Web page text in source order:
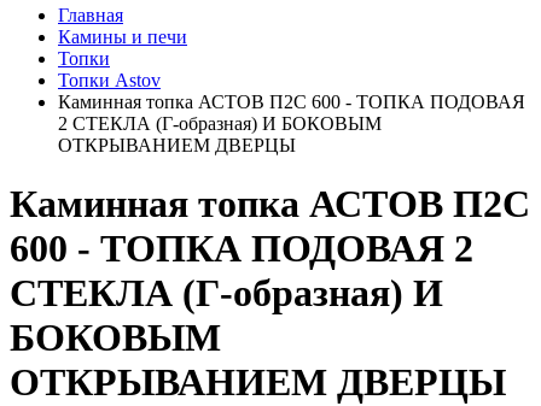
Главная
Камины и печи
Топки
Топки Astov
Каминная топка АСТОВ П2С 600 - ТОПКА ПОДОВАЯ
2 СТЕКЛА (Г-образная) И БОКОВЫМ
ОТКРЫВАНИЕМ ДВЕРЦЫ
Каминная топка АСТОВ П2С
600 - ТОПКА ПОДОВАЯ 2
СТЕКЛА (Г-образная) И
БОКОВЫМ
ОТКРЫВАНИЕМ ДВЕРЦЫ